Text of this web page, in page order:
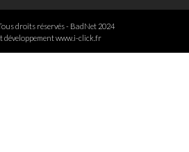
droits réservés - BadNet 2024
développementwww.i-click.fr